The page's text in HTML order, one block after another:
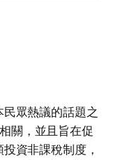
民眾熱議的話題之
關，並且旨在促
資非課稅制度，